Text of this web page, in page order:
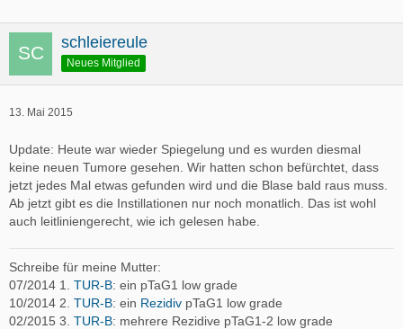
schleiereule
Neues Mitglied
13. Mai 2015
Update: Heute war wieder Spiegelung und es wurden diesmal
keine neuen Tumore gesehen. Wir hatten schon befürchtet, dass
jetzt jedes Mal etwas gefunden wird und die Blase bald raus muss.
Ab jetzt gibt es die Instillationen nur noch monatlich. Das ist wohl
auch leitliniengerecht, wie ich gelesen habe.
Schreibe für meine Mutter:
07/2014 1. TUR-B: ein pTaG1 low grade
10/2014 2. TUR-B: ein Rezidiv pTaG1 low grade
02/2015 3. TUR-B: mehrere Rezidive pTaG1-2 low grade